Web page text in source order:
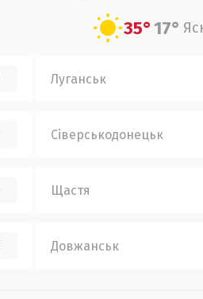
35°17°
Луганськ
Сіверськодонецьк
Щастя
Довжанськ